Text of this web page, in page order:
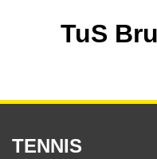
TuS
TENNIS